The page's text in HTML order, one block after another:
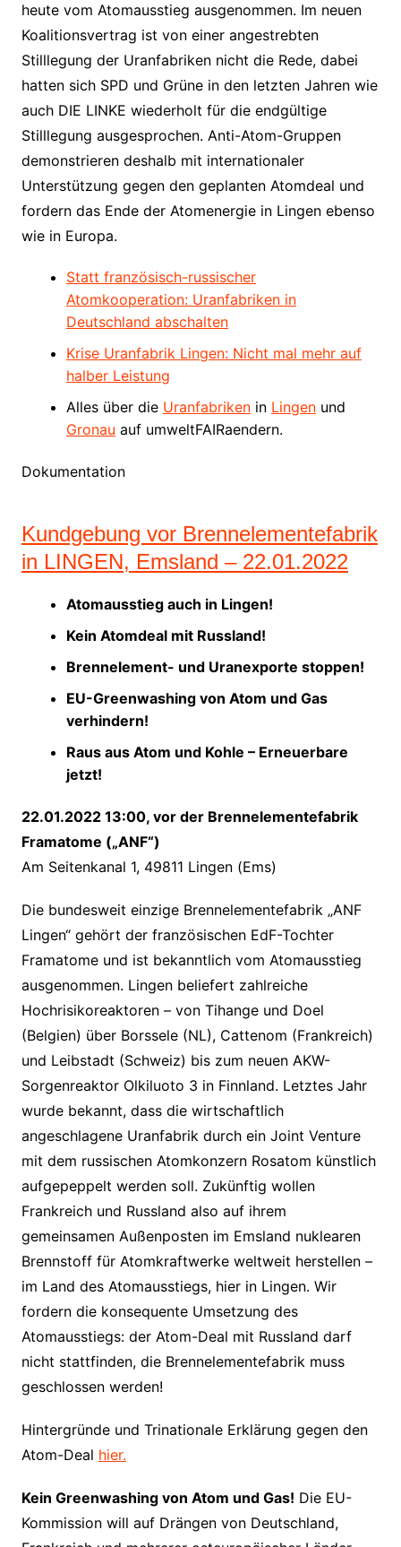
heute vom Atomausstieg ausgenommen. Im neuen
Koalitionsvertrag ist von einer angestrebten
Stilllegung der Uranfabriken nicht die Rede, dabei
hatten sich SPD und Grüne in den letzten Jahren wie
auch DIE LINKE wiederholt für die endgültige
Stilllegung ausgesprochen. Anti-Atom-Gruppen
demonstrieren deshalb mit internationaler
Unterstützung gegen den geplanten Atomdeal und
fordern das Ende der Atomenergie in Lingen ebenso
wie in Europa.
Statt französisch-russischer
Atomkooperation: Uranfabriken in
Deutschland abschalten
Krise Uranfabrik Lingen: Nicht mal mehr auf
halber Leistung
Alles über die Uranfabrikenin Lingenund
Gronau auf umweltFAIRaendern.
Dokumentation
Kundgebung vor Brennelementefabrik
in LINGEN, Emsland – 22.01.2022
Atomausstieg auch in Lingen!
Kein Atomdeal mit Russland!
Brennelement- und Uranexporte stoppen!
EU-Greenwashing von Atom und Gas
verhindern!
Raus aus Atom und Kohle – Erneuerbare
jetzt!
22.01.2022 13:00, vor der Brennelementefabrik
Framatome („ANF“)
Am Seitenkanal 1, 49811 Lingen (Ems)
Die bundesweit einzige Brennelementefabrik „ANF
Lingen“ gehört der französischen EdF-Tochter
Framatome und ist bekanntlich vom Atomausstieg
ausgenommen. Lingen beliefert zahlreiche
Hochrisikoreaktoren – von Tihange und Doel
(Belgien) über Borssele (NL), Cattenom (Frankreich)
und Leibstadt (Schweiz) bis zum neuen AKW-
Sorgenreaktor Olkiluoto 3 in Finnland. Letztes Jahr
wurde bekannt, dass die wirtschaftlich
angeschlagene Uranfabrik durch ein Joint Venture
mit dem russischen Atomkonzern Rosatom künstlich
aufgepeppelt werden soll. Zukünftig wollen
Frankreich und Russland also auf ihrem
gemeinsamen Außenposten im Emsland nuklearen
Brennstoff für Atomkraftwerke weltweit herstellen –
im Land des Atomausstiegs, hier in Lingen. Wir
fordern die konsequente Umsetzung des
Atomausstiegs: der Atom-Deal mit Russland darf
nicht stattfinden, die Brennelementefabrik muss
geschlossen werden!
Hintergründe und Trinationale Erklärung gegen den
Atom-Deal hier.
Kein Greenwashing von Atom und Gas! Die EU-
Kommission will auf Drängen von Deutschland,